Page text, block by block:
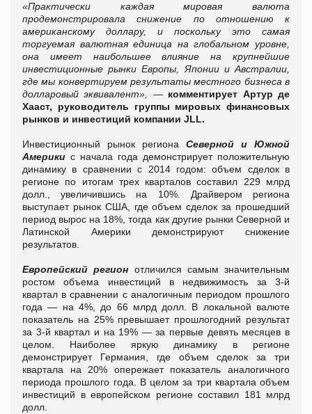
«Практически каждая мировая валюта
продемонстрировала снижение по отношению к
американскому доллару, и поскольку это самая
торгуемая валютная единица на глобальном уровне,
она имеет наибольшее влияние на крупнейшие
инвестиционные рынки Европы, Японии и Австралии,
где мы конвертируем результаты местного бизнеса в
долларовый эквивалент», — комментирует Артур де
Хааст, руководитель группы мировых финансовых
рынков и инвестиций компании JLL.
Инвестиционный рынок региона Северной и Южной
Америки с начала года демонстрирует положительную
динамику в сравнении с 2014 годом: объем сделок в
регионе по итогам трех кварталов составил 229 млрд
долл., увеличившись на 10%. Драйвером региона
выступает рынок США, где объем сделок за прошедший
период вырос на 18%, тогда как другие рынки Северной и
Латинской Америки демонстрируют снижение
результатов.
Европейский регион отличился самым значительным
ростом объема инвестиций в недвижимость за 3-й
квартал в сравнении с аналогичным периодом прошлого
года — на 4%, до 66 млрд долл. В локальной валюте
показатель на 25% превышает прошлогодний результат
за 3-й квартал и на 19% — за первые девять месяцев в
целом. Наиболее яркую динамику в регионе
демонстрирует Германия, где объем сделок за три
квартала на 20% опережает показатель аналогичного
периода прошлого года. В целом за три квартала объем
инвестиций в европейском регионе составил 181 млрд
долл.